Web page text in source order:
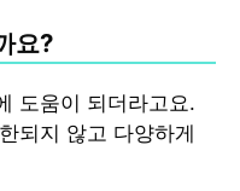
요?
도움이 되더라고요.
되지 않고 다양하게